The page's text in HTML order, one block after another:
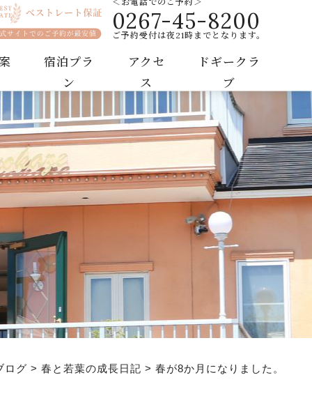
ホテル 0267-45-8200
ご予約受付は夜21時までとなります。
宿泊プラ
ン
アクセ
ス
ドギークラ
ブ
ログ > 春と若葉の成長日記 > 春が8か月になりました。